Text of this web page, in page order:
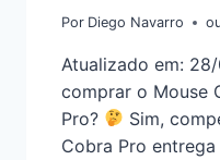
Por Diego Navarro
Atualizado em:
comprar o Mouse
Pro?
Sim,
Cobra Pro